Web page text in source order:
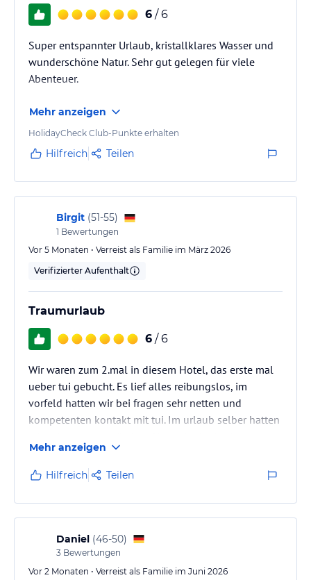
6 / 6
Super entspannter Urlaub, kristallklares Wasser und
wunderschöne Natur. Sehr gut gelegen für viele
Abenteuer.
Mehr anzeigen
HolidayCheck Club-Punkte erhalten
Hilfreich Teilen
Birgit (51-55)
1 Bewertungen
Vor 5 Monaten • Verreist als Familie im März 2026
Verifizierter Aufenthalt
Traumurlaub
6 / 6
Wir waren zum 2.mal in diesem Hotel, das erste mal
ueber tui gebucht. Es lief alles reibungslos, im
vorfeld hatten wir bei fragen sehr netten und
kompetenten kontakt mit tui. Im urlaub selber hatten
flug scheine funktionierten perfekt.
Das hotel ist fuer uns das beste ueberhaupt, da man
u.a direkt vom strand aus schnorcheln kann. Es gibt
ein kleines hausriff.
Der einzige nachteil bei der tuibuchung: wir wollten
premium economy fliegen und mussten dies…
Mehr anzeigen
Hilfreich Teilen
Daniel (46-50)
3 Bewertungen
Vor 2 Monaten • Verreist als Familie im Juni 2026